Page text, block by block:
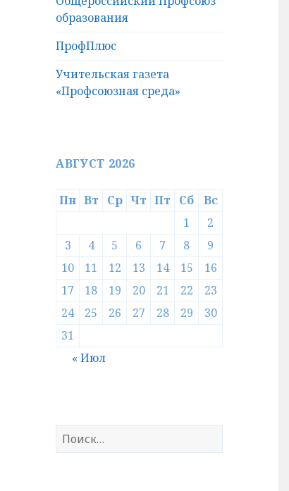
образования
ПрофПлюс
Учительская газета
«Профсоюзная среда»
АВГУСТ 2026
Пн Вт Ср Чт Пт Сб
Вс
1
2
3
4 5 6 7 8
9
10
11 12 13 14 15
16
17
18 19 20 21 22
23
24
25 26 27 28 29
30
31
« Июл
Найти: